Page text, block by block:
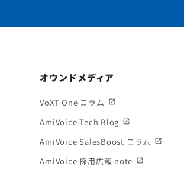
オウンドメディア
VoXT One コラム
AmiVoice Tech Blog
AmiVoice SalesBoost コラム
AmiVoice 採用広報 note